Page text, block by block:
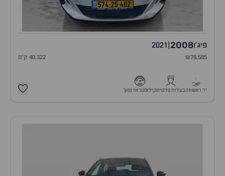
פיג'ו2008
2021
₪79,585 40,322 ק"מ
1
יד ראשונהבעלות פרטיתקילומטראז נמוך